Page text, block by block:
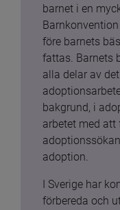
barnet i en
före barnets
fattas. Barnets
alla delar av
bakgrund, i
arbetet med att
adoption.
I Sverige har
förbereda och